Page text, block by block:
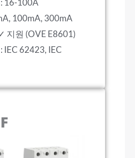
16-100A
100mA, 300mA
지원 (OVE E8601)
IEC 62423, IEC